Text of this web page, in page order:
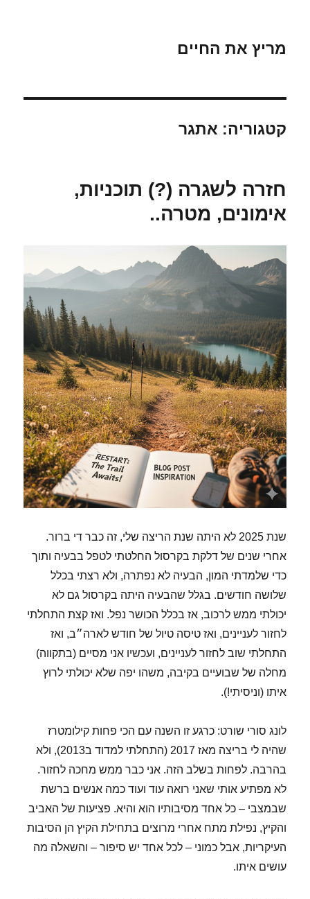
מריץ את החיים
קטגוריה: אתגר
חזרה לשגרה (?) תוכניות,
אימונים, מטרה..
שנת 2025 לא היתה שנת הריצה שלי, זה כבר די ברור.
אחרי שנים של דלקת בקרסול החלטתי לטפל בבעיה ותוך
כדי שלמדתי המון, הבעיה לא נפתרה, ולא רצתי בכלל
שלושה חודשים. בגלל שהבעיה היתה בקרסול גם לא
יכולתי ממש לרכוב, אז בכלל הכושר נפל. ואז קצת התחלתי
לחזור לעניינים, ואז טיסה טיול של חודש לארה״ב, ואז
התחלתי שוב לחזור לעניינים, ועכשיו אני מסיים (בתקווה)
מחלה של שבועיים בקיבה, משהו יפה שלא יכולתי לרוץ
איתו (וניסיתי!).
לונג סורי שורט: כרגע זו השנה עם הכי פחות קילומטרז
שהיה לי בריצה מאז 2017 (התחלתי למדוד ב2013), ולא
בהרבה. לפחות בשלב הזה. אני כבר ממש מחכה לחזור.
לא מפתיע אותי שאני רואה עוד ועוד כמה אנשים ברשת
שבמצבי – כל אחד מסיבותיו הוא והיא. פציעות של האביב
והקיץ, נפילת מתח אחרי מרוצים בתחילת הקיץ הן הסיבות
העיקריות, אבל כמוני – לכל אחד יש סיפור – והשאלה מה
עושים איתו.